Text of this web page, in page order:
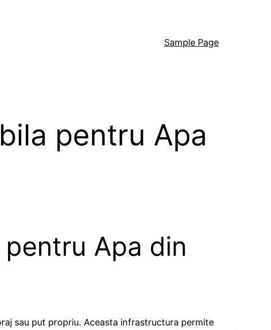
Sample Page
pentru Apa
Apa din
sau put propriu. Aceasta infrastructura permite